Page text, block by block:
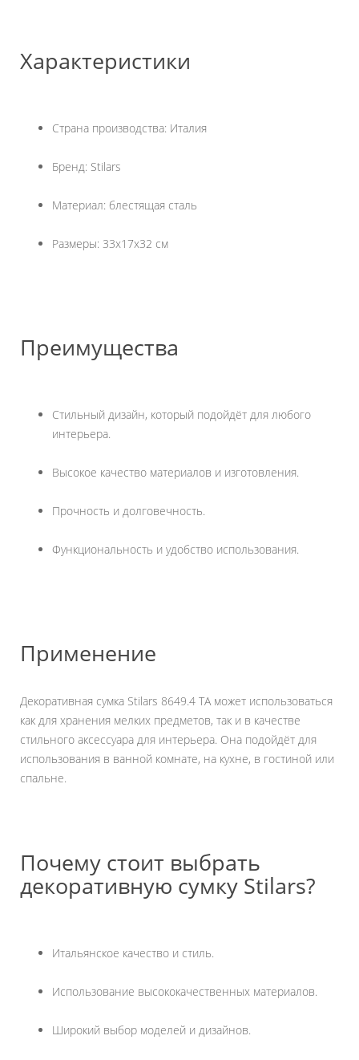
Характеристики
Страна производства: Италия
Бренд: Stilars
Материал: блестящая сталь
Размеры: 33х17х32 см
Преимущества
Стильный дизайн, который подойдёт для любого
интерьера.
Высокое качество материалов и изготовления.
Прочность и долговечность.
Функциональность и удобство использования.
Применение
Декоративная сумка Stilars 8649.4 TA может использоваться
как для хранения мелких предметов, так и в качестве
стильного аксессуара для интерьера. Она подойдёт для
использования в ванной комнате, на кухне, в гостиной или
спальне.
Почему стоит выбрать
декоративную сумку Stilars?
Итальянское качество и стиль.
Использование высококачественных материалов.
Широкий выбор моделей и дизайнов.